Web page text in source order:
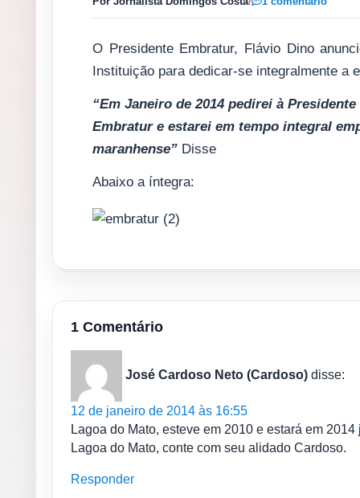
O Presidente Embratur, Flávio Dino
Instituição para dedicar-se integralmente a
“Em Janeiro de 2014 pedirei à
Embratur e estarei em tempo integral
maranhense” Disse
Abaixo a íntegra:
1 Comentário
José Cardoso Neto (Cardoso) disse:
12 de janeiro de 2014 às 16:55
Lagoa do Mato, esteve em 2010 e estará em
Lagoa do Mato, conte com seu alidado Cardoso.
Responder